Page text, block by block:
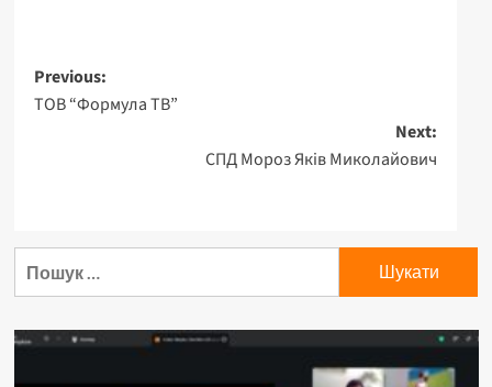
Previous:
ТОВ “Формула ТВ”
Next:
СПД Мороз Яків Миколайович